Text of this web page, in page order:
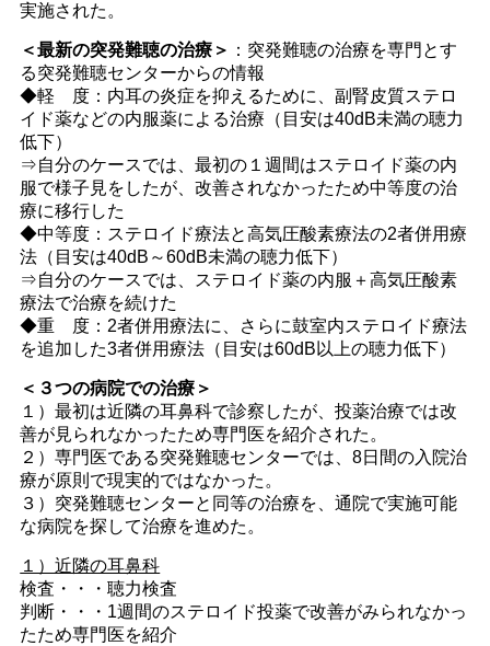
実施された。
＜最新の突発難聴の治療＞ ：突発難聴の治療を専門とす
る突発難聴センターからの情報
◆軽 度：内耳の炎症を抑えるために、副腎皮質ステロ
イド薬などの内服薬による治療（目安は40dB未満の聴力
低下）
⇒自分のケースでは、最初の１週間はステロイド薬の内
服で様子見をしたが、改善されなかったため中等度の治
療に移行した
◆中等度：ステロイド療法と高気圧酸素療法の2者併用療
法（目安は40dB～60dB未満の聴力低下）
⇒自分のケースでは、ステロイド薬の内服＋高気圧酸素
療法で治療を続けた
◆重 度：2者併用療法に、さらに鼓室内ステロイド療法
を追加した3者併用療法（目安は60dB以上の聴力低下）
＜３つの病院での治療＞
１）最初は近隣の耳鼻科で診察したが、投薬治療では改
善が見られなかったため専門医を紹介された。
２）専門医である突発難聴センターでは、8日間の入院治
療が原則で現実的ではなかった。
３）突発難聴センターと同等の治療を、通院で実施可能
な病院を探して治療を進めた。
１）近隣の耳鼻科
検査・・・聴力検査
判断・・・1週間のステロイド投薬で改善がみられなかっ
たため専門医を紹介